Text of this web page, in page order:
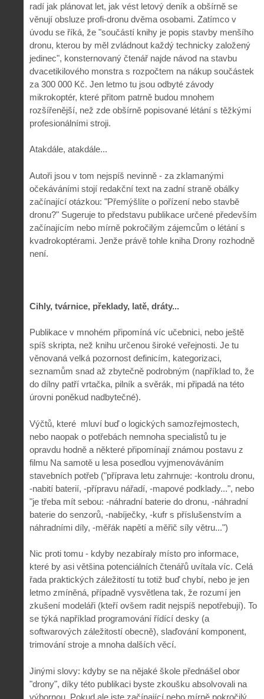
radí jak plánovat let, jak vést letový deník a obšírně se
věnují obsluze profi-dronu dvěma osobami. Zatímco v
úvodu se říká, že "součástí knihy je popis stavby menšího
dronu, kterou by měl zvládnout každý technicky založený
jedinec", konsternovaný čtenář najde návod na stavbu
dvacetikilového monstra s rozpočtem na nákup součástek
za 300 000 Kč. Jen letmo tu jsou odbyté závody
mikrokoptér, které přitom patrně budou mnohem
rozšířenější, než zde obšírně popisované létání s těžkými
profesionálními stroji.
Atakdále, atakdále...
Autoři jsou v tom nejspíš nevinně - za zklamanými
očekáváními stojí redakční text na zadní straně obálky
začínající otázkou: "Přemýšlíte o pořízení nebo stavbě
dronu?" Sugeruje to představu publikace určené především
začínajícím nebo mírně pokročilým zájemcům o létání s
kvadrokoptérami. Jenže právě tohle kniha Drony rozhodně
není.
Cihly, tvárnice, překlady, latě, dráty...
Publikace v mnohém připomíná víc učebnici, nebo ještě
spíš skripta, než knihu určenou široké veřejnosti. Je tu
věnovaná velká pozornost definicím, kategorizaci,
seznamům snad až zbytečně podrobným (například to, že
do dílny patří vrtačka, pilník a svěrák, mi připadá na této
úrovni poněkud nadbytečné).
Výčtů, které mluví buď o logických samozřejmostech,
nebo naopak o potřebách nemnoha specialistů tu je
opravdu hodně a některé připomínají známou postavu z
filmu Na samotě u lesa posedlou vyjmenováváním
stavebních potřeb ("příprava letu zahrnuje: -kontrolu dronu,
-nabití baterií, -přípravu nářadí, -mapové podklady...", nebo
"je třeba mít sebou: -náhradní baterie do dronu, -náhradní
baterie do senzorů, -nabíječky, -kufr s příslušenstvím a
náhradními díly, -měřák napětí a měřič síly větru...")
Nic proti tomu - kdyby nezabíraly místo pro informace,
které by asi většina potenciálních čtenářů uvítala víc. Celá
řada praktických záležitostí tu totiž buď chybí, nebo je jen
letmo zmíněná, případně vysvětlena tak, že rozumí jen
zkušení modeláři (kteří ovšem radit nejspíš nepotřebují). To
se týká například programování řídící desky (a
softwarových záležitostí obecně), slaďování komponent,
trimování stroje a mnoha dalších věcí.
Jinými slovy: kdyby se na nějaké škole přednášel obor
"drony", díky této publikaci byste zkoušku absolvovali na
výbornou. Pokud ale jste začínající nebo mírně pokročilý